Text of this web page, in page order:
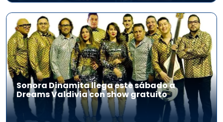
Sonora Dinamita llega este sábado a
Dreams Valdivia con show gratuito